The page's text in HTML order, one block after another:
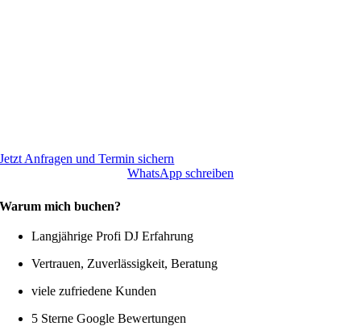
Jetzt Anfragen und Termin sichern
WhatsApp schreiben
Warum mich buchen?
Langjährige Profi DJ Erfahrung
Vertrauen, Zuverlässigkeit, Beratung
viele zufriedene Kunden
5 Sterne Google Bewertungen